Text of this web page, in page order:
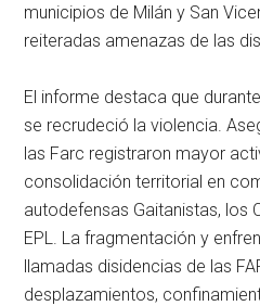
municipios de Milán y San
reiteradas amenazas de las
El informe destaca que
se recrudeció la violencia.
las Farc registraron mayor
consolidación territorial en
autodefensas Gaitanistas, los
EPL. La fragmentación y
llamadas disidencias de las
desplazamientos,